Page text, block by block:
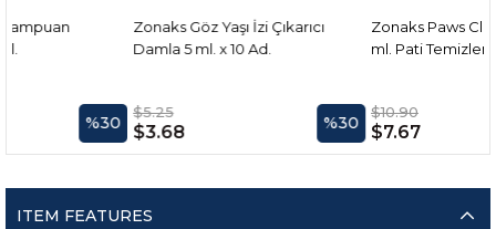
Zonaks Göz Yaşı İzi Çıkarıcı
Damla 5 ml. x 10 Ad.
$5.25
$3.68
Zonaks Paws Cleaning Foam
ml. Pati Temizleme Köpüğü
$10.90
$7.67
ITEM FEATURES